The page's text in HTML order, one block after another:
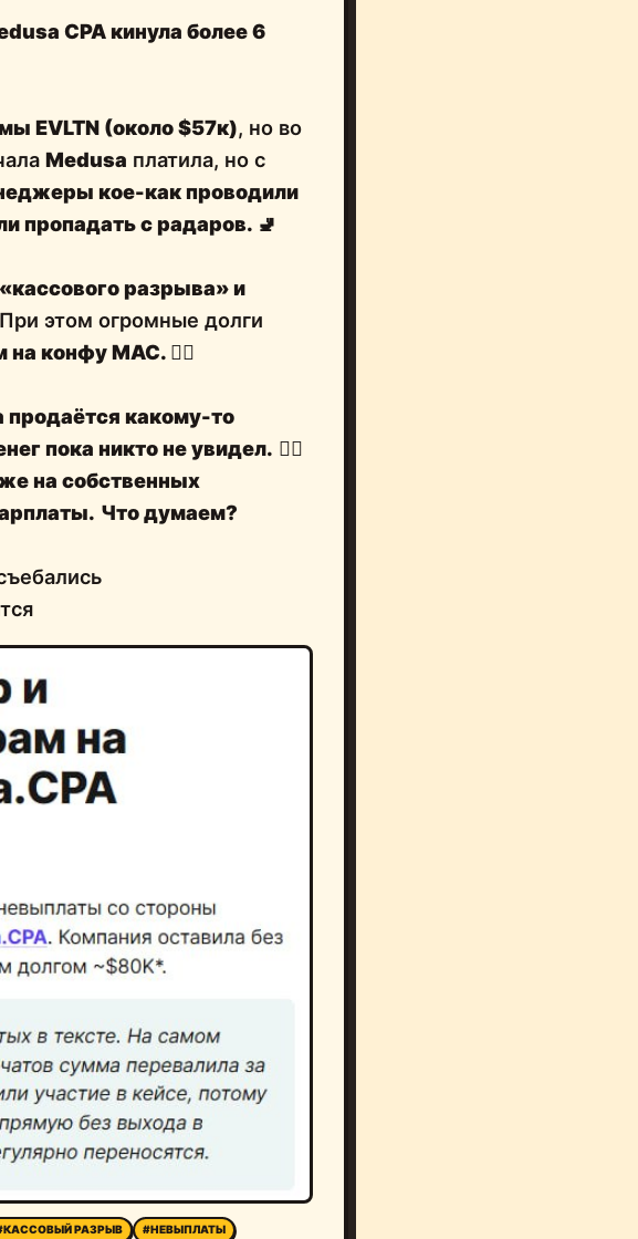
CPA кинула более 6
EVLTN (около $57к), но во
Medusa платила, но с
кое-как проводили
пропадать с радаров. 🚽
разрыва» и
При этом огромные долги
на конфу MAC. 🤦‍♂️
какому-то
пока никто не увидел. 🤷‍♂️
на собственных
Что думаем?
РАЗРЫВ #НЕВЫПЛАТЫ